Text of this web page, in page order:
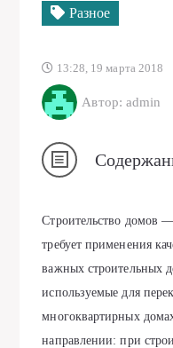
Разное
13:28, 19 марта 2018
Автор: admin
Строительство домов —
требует применения
важных строительных
используемые для
многоквартирных
направлении: при